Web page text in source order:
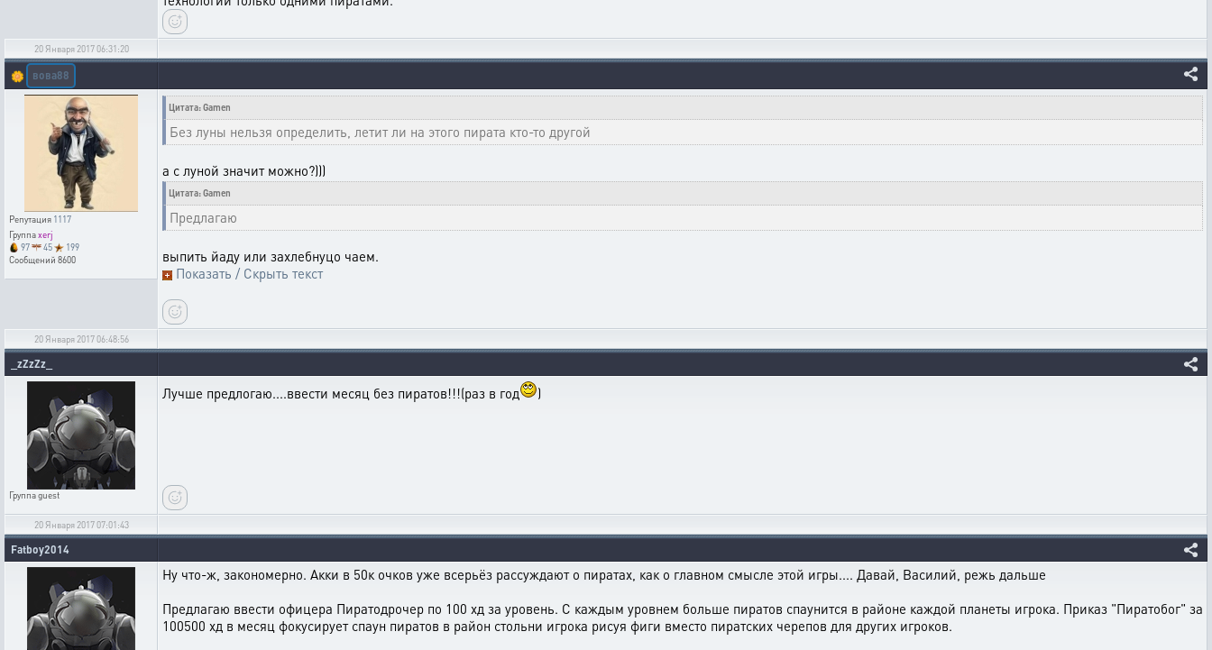
20 Января 2017 06:31:20
🌼 вова88
Репутация 1117
Группаxerj
97
45
199
Сообщений 8600
Цитата: Gamen
Без луны нельзя определить, летит ли на этого пирата кто-то другой
а с луной значит можно?)))
Цитата: Gamen
Предлагаю
выпить йаду или захлебнуцо чаем.
Показать / Скрыть текст
20 Января 2017 06:48:56
_zZzZz_
Группаguest
Лучше предлогаю....ввести месяц без пиратов!!!(раз в год )
20 Января 2017 07:01:43
Fatboy2014
Ну что-ж, закономерно. Акки в 50к очков уже всерьёз рассуждают о пиратах, как о главном смысле этой игры.... Давай, Василий, режь дальше
Предлагаю ввести офицера Пиратодрочер по 100 хд за уровень. С каждым уровнем больше пиратов спаунится в районе каждой планеты игрока. Приказ "Пиратобог" за
100500 хд в месяц фокусирует спаун пиратов в район стольни игрока рисуя фиги вместо пиратских черепов для других игроков.